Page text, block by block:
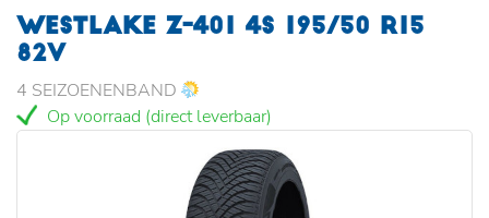
WESTLAKE Z-401 4S 195/50 R15
82V
4 SEIZOENENBAND
Op voorraad (direct leverbaar)